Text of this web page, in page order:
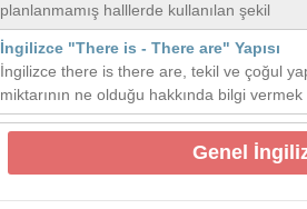
planlanmamış halllerde kullanılan şekil
İngilizce "There is - There are" Yapısı
İngilizce there is there are, tekil ve çoğul
miktarının ne olduğu hakkında bilgi
Genel